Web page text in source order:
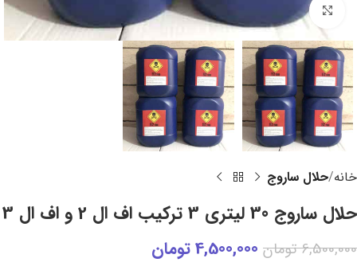
برای بزرگنمایی کلیک کنید
خانه حلال ساروج
حلال ساروج 30 لیتری 3 ترکیب اف ال 2 و اف ال 3
6,500,000 تومان 4,500,000تومان